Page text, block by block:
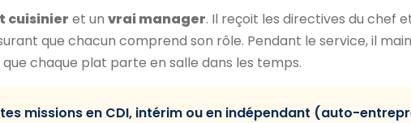
cuisinier et un vrai manager. Il reçoit les directives du chef
que chacun comprend son rôle. Pendant le service, il
chaque plat parte en salle dans les temps.
missions en CDI, intérim ou en indépendant (auto-